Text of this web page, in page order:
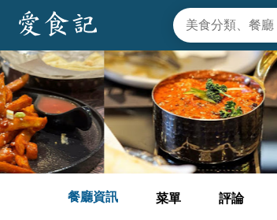
餐廳資訊 菜單 評論